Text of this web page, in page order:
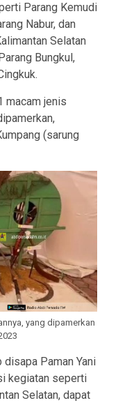
Parang Kemudi
Nabur, dan
Selatan
Bungkul,
macam jenis
(sarung
yang dipamerkan
disapa Paman Yani
kegiatan seperti
Selatan, dapat